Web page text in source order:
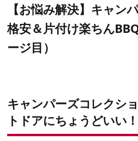
【お悩み解決】キャン
格安＆片付け楽ちん
ージ目）
キャンパーズコレクシ
トドアにちょうどいい！